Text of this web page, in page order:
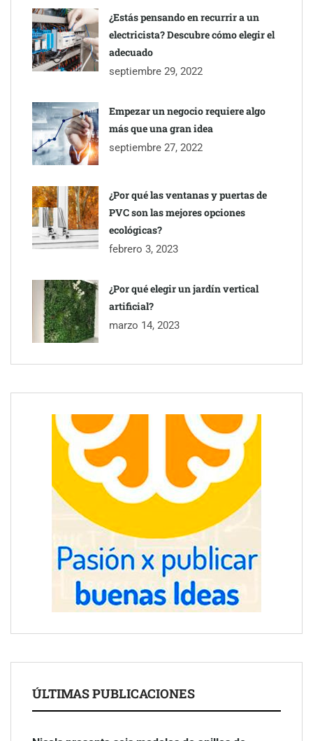
¿Estás pensando en recurrir a un
electricista? Descubre cómo elegir el
adecuado
septiembre 29, 2022
Empezar un negocio requiere algo
más que una gran idea
septiembre 27, 2022
¿Por qué las ventanas y puertas de
PVC son las mejores opciones
ecológicas?
febrero 3, 2023
¿Por qué elegir un jardín vertical
artificial?
marzo 14, 2023
ÚLTIMAS PUBLICACIONES